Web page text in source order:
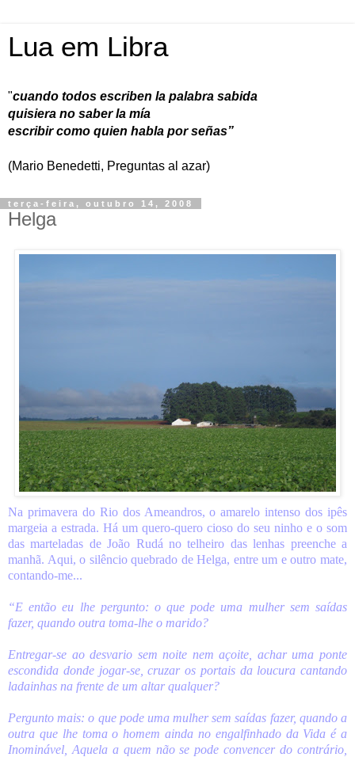
Lua em Libra
"cuando todos escriben la palabra sabida
quisiera no saber la mía
escribir como quien habla por señas”
(Mario Benedetti, Preguntas al azar)
terça-feira, outubro 14, 2008
Helga
Na primavera do Rio dos Ameandros, o amarelo intenso dos ipês
margeia a estrada. Há um quero-quero cioso do seu ninho e o som
das marteladas de João Rudá no telheiro das lenhas preenche a
manhã. Aqui, o silêncio quebrado de Helga, entre um e outro mate,
contando-me...
“E então eu lhe pergunto: o que pode uma mulher sem saídas
fazer, quando outra toma-lhe o marido?
Entregar-se ao desvario sem noite nem açoite, achar uma ponte
escondida donde jogar-se, cruzar os portais da loucura cantando
ladainhas na frente de um altar qualquer?
Pergunto mais: o que pode uma mulher sem saídas fazer, quando a
outra que lhe toma o homem ainda no engalfinhado da Vida é a
Inominável, Aquela a quem não se pode convencer do contrário,